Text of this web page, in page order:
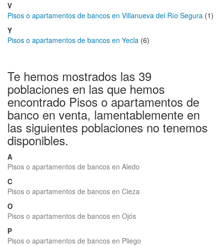
V
Pisos o apartamentos de bancos en Villanueva del Río Segura (1)
Y
Pisos o apartamentos de bancos en Yecla (6)
Te hemos mostrados las 39
poblaciones en las que hemos
encontrado Pisos o apartamentos de
banco en venta, lamentablemente en
las siguientes poblaciones no tenemos
disponibles.
A
Pisos o apartamentos de bancos en Aledo
C
Pisos o apartamentos de bancos en Cieza
O
Pisos o apartamentos de bancos en Ojós
P
Pisos o apartamentos de bancos en Pliego